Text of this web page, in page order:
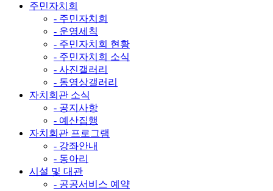
주민자치회
- 주민자치회
- 운영세칙
- 주민자치회 현황
- 주민자치회 소식
- 사진갤러리
- 동영상갤러리
자치회관 소식
- 공지사항
- 예산집행
자치회관 프로그램
- 강좌안내
- 동아리
시설 및 대관
- 공공서비스 예약